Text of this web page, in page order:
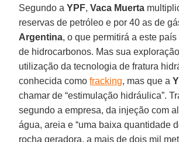
Segundo aYPF,Vaca Muerta
reservas de petróleo e por 40 as de
Argentina, o que permitirá a este
de hidrocarbonos. Mas sua
utilização da tecnologia de fratura
conhecida comofracking, mas que a
chamar de “estimulação hidráulica”.
segundo a empresa, da injeção com
água, areia e “uma baixa quantidade
rocha geradora, a mais de dois mil